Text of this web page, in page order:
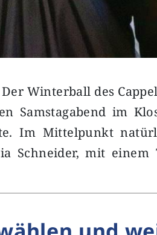
Winterball des
Samstagabend im
Im Mittelpunkt
Schneider, mit einem